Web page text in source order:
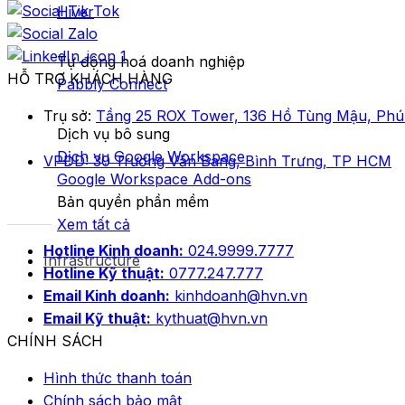
Hiver
Tự động hoá doanh nghiệp
Pabbly Connect
Dịch vụ bô sung
Dịch vụ Google Workspace
Google Workspace Add-ons
Bản quyền phần mềm
Xem tất cả
Infrastructure
HỖ TRỢ KHÁCH HÀNG
Trụ sở: Tầng 25 ROX Tower, 136 Hồ Tùng Mậu,
VPĐD: 30 Trương Văn Bang, Bình Trưng, TP HCM
Hotline Kinh doanh: 024.9999.7777
Hotline Kỹ thuật: 0777.247.777
Email Kinh doanh: kinhdoanh@hvn.vn
Email Kỹ thuật: kythuat@hvn.vn
CHÍNH SÁCH
Hình thức thanh toán
Chính sách bảo mật